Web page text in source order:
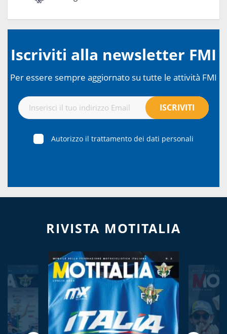
Iscriviti alla newsletter FMI
Per essere sempre aggiornato su tutte le attività FMI
Autorizzo il trattamento dei dati personali
RIVISTA MOTITALIA